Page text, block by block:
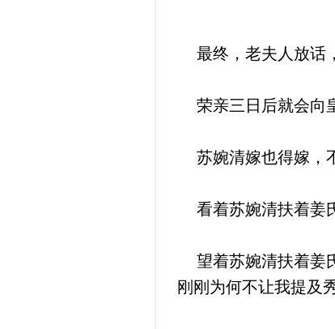
最终，老夫人放话
荣亲三日后就会向
苏婉清嫁也得嫁，
看着苏婉清扶着姜
望着苏婉清扶着姜
刚刚为何不让我提及